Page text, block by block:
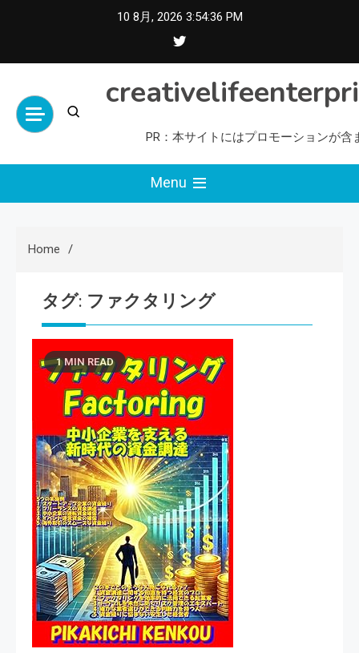
10 8月, 2026 3:54:37 PM
PR：本サイトにはプロモーションが含
Menu
Home
タグ: ファクタリング
1 MIN READ